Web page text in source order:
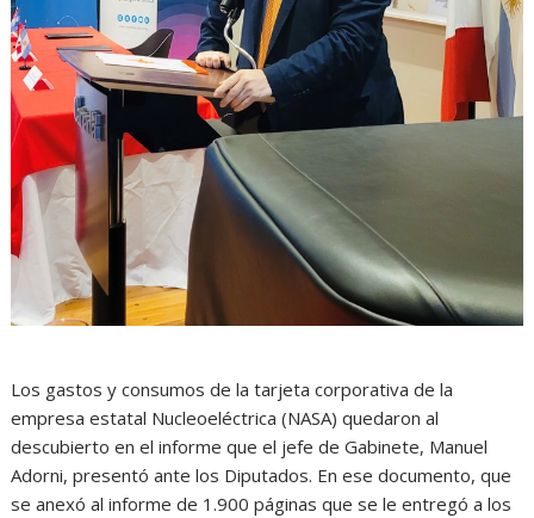
Los gastos y consumos de la tarjeta corporativa de la
empresa estatal Nucleoeléctrica (NASA) quedaron al
descubierto en el informe que el jefe de Gabinete, Manuel
Adorni, presentó ante los Diputados. En ese documento, que
se anexó al informe de 1.900 páginas que se le entregó a los